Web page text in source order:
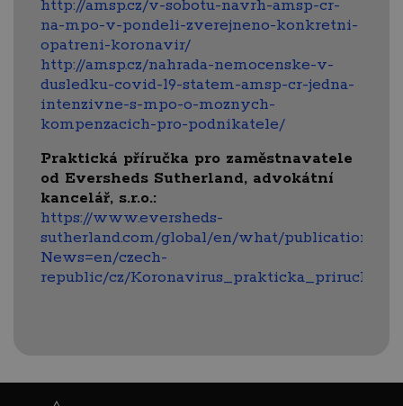
http://amsp.cz/v-sobotu-navrh-amsp-cr-
na-mpo-v-pondeli-zverejneno-konkretni-
opatreni-koronavir/
http://amsp.cz/nahrada-nemocenske-v-
dusledku-covid-19-statem-amsp-cr-jedna-
intenzivne-s-mpo-o-moznych-
kompenzacich-pro-podnikatele/
Praktická příručka pro zaměstnavatele
od Eversheds Sutherland, advokátní
kancelář, s.r.o.:
https://www.eversheds-
sutherland.com/global/en/what/publications/
News=en/czech-
republic/cz/